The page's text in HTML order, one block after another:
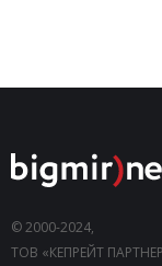
© 2000-2024,
ТОВ «КЕПРЕЙТ